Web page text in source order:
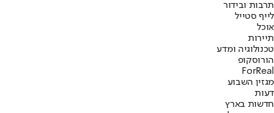
תרבות ובידור
לייף סטייל
אוכל
תיירות
טכנולוגיה ומדע
הורוסקופ
ForReal
מגזין השבוע
דעות
חדשות בארץ